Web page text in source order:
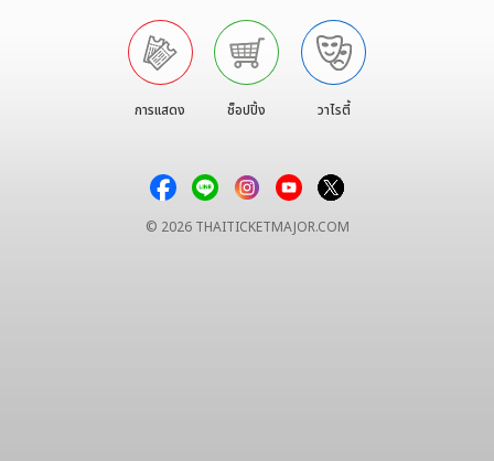
การแสดง ช็อปปิ้ง วาไรตี้
© 2026 THAITICKETMAJOR.COM